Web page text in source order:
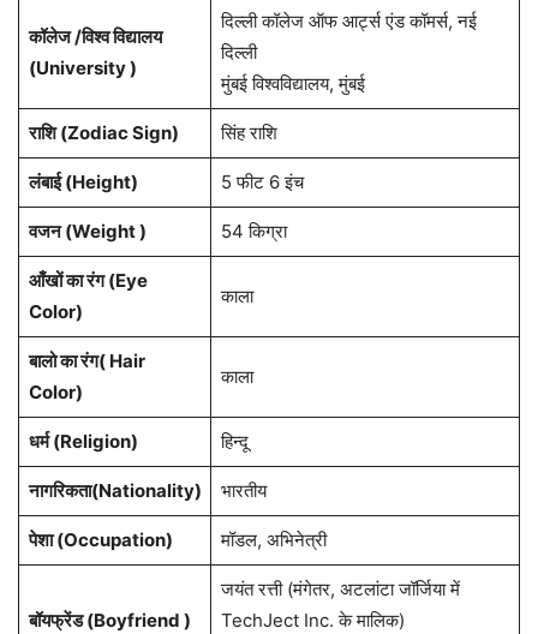
कॉलेज /विश्व विद्यालय
(University )
दिल्ली कॉलेज ऑफ आर्ट्स एंड कॉमर्स, नई
दिल्ली
मुंबई विश्वविद्यालय, मुंबई
राशि (Zodiac Sign) सिंह राशि
लंबाई (Height) 5 फीट 6 इंच
वजन (Weight ) 54 किग्रा
आँखों का रंग (Eye
Color)
काला
बालो का रंग( Hair
Color)
काला
धर्म (Religion) हिन्दू
नागरिकता(Nationality) भारतीय
पेशा (Occupation) मॉडल, अभिनेत्री
बॉयफ्रेंड (Boyfriend )
जयंत रत्ती (मंगेतर, अटलांटा जॉर्जिया में
TechJect Inc. के मालिक)